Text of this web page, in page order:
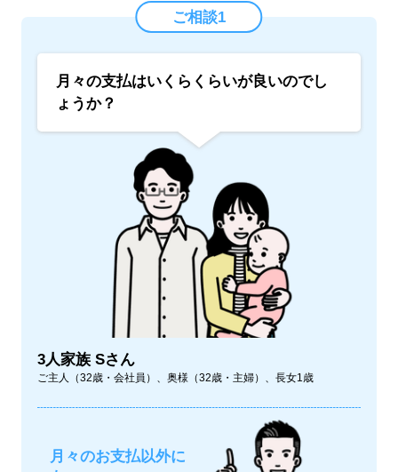
ご相談1
月々の支払はいくらくらいが良いのでし
ょうか？
3人家族 Sさん
ご主人（32歳・会社員）、奥様（32歳・主婦）、長女1歳
月々のお支払以外に